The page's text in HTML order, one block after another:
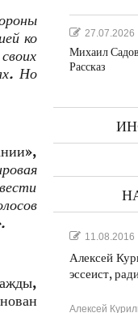
ко
Но
27.07.2026
Михаил
Рассказ
11.08.2016
Алексей
эссеист,
Алексей